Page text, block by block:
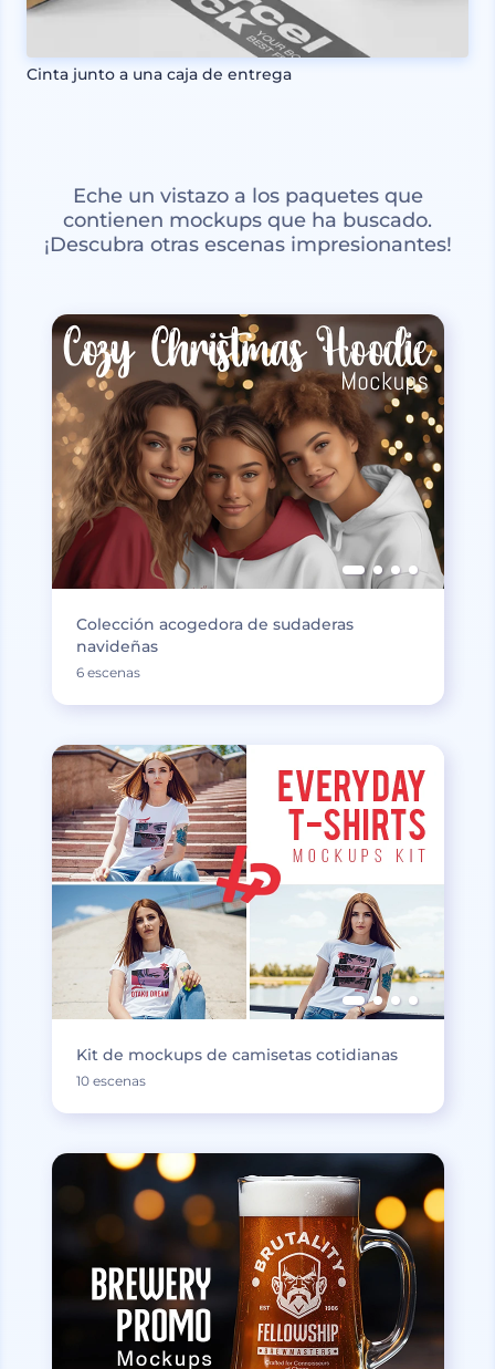
Cinta junto a una caja de entrega
Eche un vistazo a los paquetes que
contienen mockups que ha buscado.
¡Descubra otras escenas impresionantes!
Colección acogedora de sudaderas
navideñas
6 escenas
Kit de mockups de camisetas cotidianas
10 escenas